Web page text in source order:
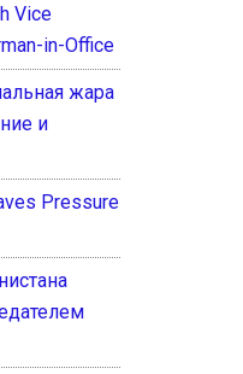
Vice
in-Office
жара
и
Pressure